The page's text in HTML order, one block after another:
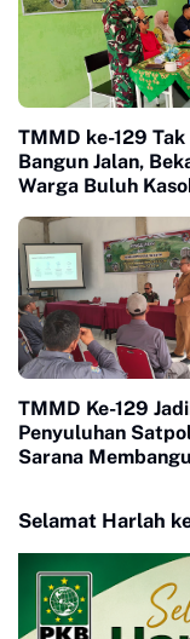
TMMD ke-129 Tak
Bangun Jalan,
Warga Buluh
Bencana
TMMD Ke-129
Penyuluhan
Sarana
Selamat Harlah